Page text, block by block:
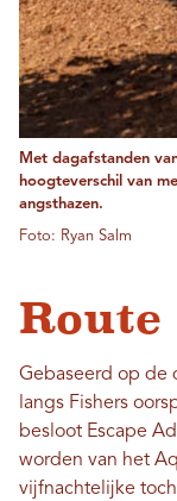
Met dagafstanden
hoogteverschil van
angsthazen.
Foto: Ryan Salm
Route
Gebaseerd op de
langs Fishers
besloot Escape
worden van het
vijfnachtelijke